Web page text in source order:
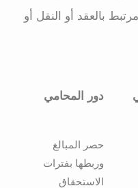
بالعقد أو النقل أو
دور المحامي
حصر المبالغ
وربطها بفترات
الاستحقاق